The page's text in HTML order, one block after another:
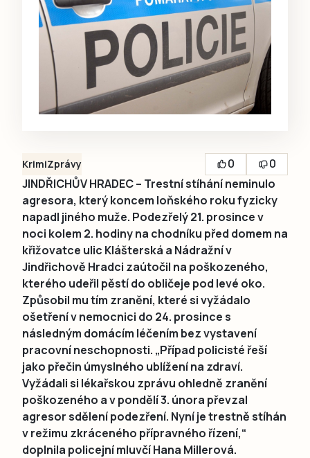
KrimiZprávy 0
0
JINDŘICHŮV HRADEC – Trestní stíhání neminulo
agresora, který koncem loňského roku fyzicky
napadl jiného muže. Podezřelý 21. prosince v
noci kolem 2. hodiny na chodníku před domem na
křižovatce ulic Klášterská a Nádražní v
Jindřichově Hradci zaútočil na poškozeného,
kterého udeřil pěstí do obličeje pod levé oko.
Způsobil mu tím zranění, které si vyžádalo
ošetření v nemocnici do 24. prosince s
následným domácím léčením bez vystavení
pracovní neschopnosti. „Případ policisté řeší
jako přečin úmyslného ublížení na zdraví.
Vyžádali si lékařskou zprávu ohledně zranění
poškozeného a v pondělí 3. února převzal
agresor sdělení podezření. Nyní je trestně stíhán
v režimu zkráceného přípravného řízení,“
doplnila policejní mluvčí Hana Millerová.